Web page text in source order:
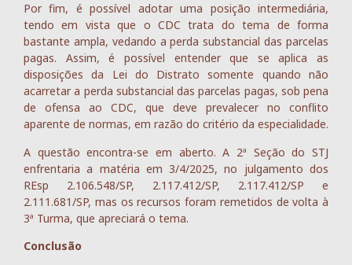
Por fim, é possível adotar uma posição intermediária,
tendo em vista que o CDC trata do tema de forma
bastante ampla, vedando a perda substancial das parcelas
pagas. Assim, é possível entender que se aplica as
disposições da Lei do Distrato somente quando não
acarretar a perda substancial das parcelas pagas, sob pena
de ofensa ao CDC, que deve prevalecer no conflito
aparente de normas, em razão do critério da especialidade.
A questão encontra-se em aberto. A 2ª Seção do STJ
enfrentaria a matéria em 3/4/2025, no julgamento dos
REsp 2.106.548/SP, 2.117.412/SP, 2.117.412/SP e
2.111.681/SP, mas os recursos foram remetidos de volta à
3ª Turma, que apreciará o tema.
Conclusão